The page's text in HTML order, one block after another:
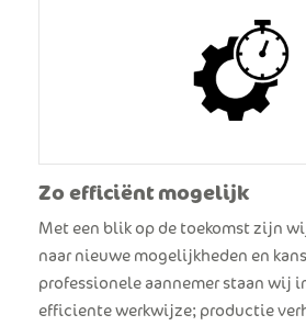
Zo efficiënt mogelijk
Met een blik op de toekomst zijn
naar nieuwe mogelijkheden en
professionele aannemer staan wij
efficiente werkwijze; productie